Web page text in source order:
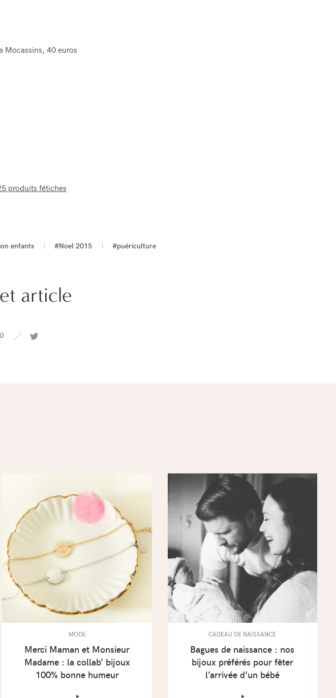
Mocassins, 40 euros
produits fétiches
enfants #Noel 2015 #puériculture
article
MODE
Merci Maman et Monsieur
Madame : la collab’ bijoux
100% bonne humeur
CADEAU DE NAISSANCE
Bagues de naissance : nos
bijoux préférés pour fêter
l’arrivée d’un bébé